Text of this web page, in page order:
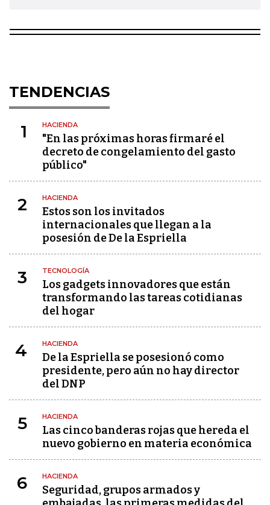
TENDENCIAS
1 HACIENDA
"En las próximas horas firmaré el
decreto de congelamiento del gasto
público"
2 HACIENDA
Estos son los invitados
internacionales que llegan a la
posesión de De la Espriella
3 TECNOLOGÍA
Los gadgets innovadores que están
transformando las tareas cotidianas
del hogar
4 HACIENDA
De la Espriella se posesionó como
presidente, pero aún no hay director
del DNP
5 HACIENDA
Las cinco banderas rojas que hereda el
nuevo gobierno en materia económica
6 HACIENDA
Seguridad, grupos armados y